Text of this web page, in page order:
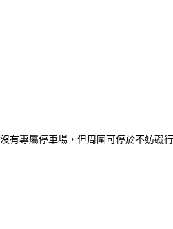
專屬停車場，但周圍可停於不妨礙